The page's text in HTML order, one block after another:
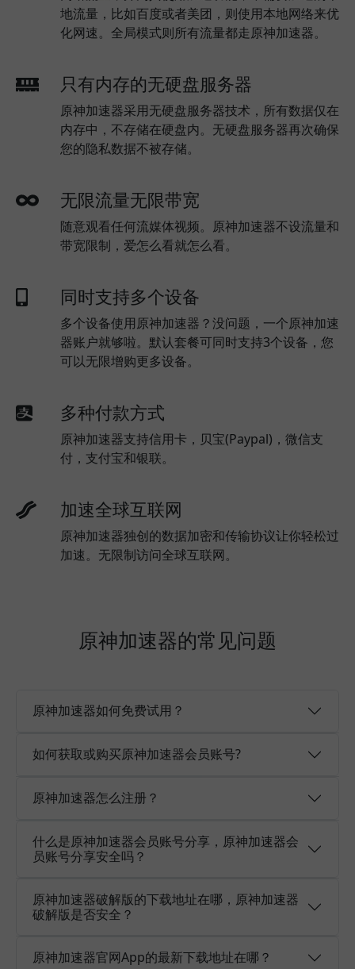
地流量，比如百度或者美团，则使用本地网络来优
化网速。全局模式则所有流量都走原神加速器。
只有内存的无硬盘服务器
原神加速器采用无硬盘服务器技术，所有数据仅在
内存中，不存储在硬盘内。无硬盘服务器再次确保
您的隐私数据不被存储。
无限流量无限带宽
随意观看任何流媒体视频。原神加速器不设流量和
带宽限制，爱怎么看就怎么看。
同时支持多个设备
多个设备使用原神加速器？没问题，一个原神加速
器账户就够啦。默认套餐可同时支持3个设备，您
可以无限增购更多设备。
多种付款方式
原神加速器支持信用卡，贝宝(Paypal)，微信支
付，支付宝和银联。
加速全球互联网
原神加速器独创的数据加密和传输协议让你轻松过
加速。无限制访问全球互联网。
原神加速器的常见问题
原神加速器如何免费试用？
如何获取或购买原神加速器会员账号?
原神加速器怎么注册？
什么是原神加速器会员账号分享，原神加速器会
员账号分享安全吗？
原神加速器破解版的下载地址在哪，原神加速器
破解版是否安全？
原神加速器官网App的最新下载地址在哪？